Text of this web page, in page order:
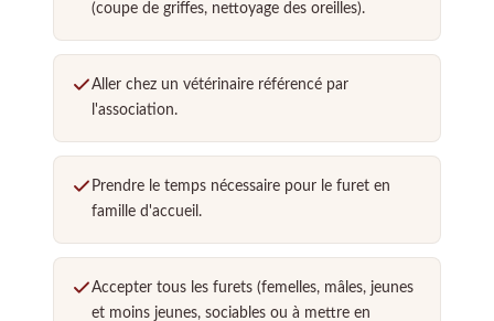
(coupe de griffes, nettoyage des oreilles).
Aller chez un vétérinaire référencé par
l'association.
Prendre le temps nécessaire pour le furet en
famille d'accueil.
Accepter tous les furets (femelles, mâles, jeunes
et moins jeunes, sociables ou à mettre en